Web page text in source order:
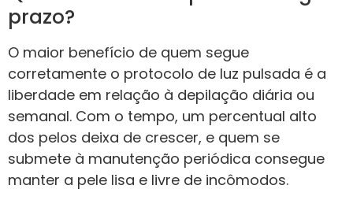
prazo?
O maior benefício de quem segue
corretamente o protocolo de luz pulsada é a
liberdade em relação à depilação diária ou
semanal. Com o tempo, um percentual alto
dos pelos deixa de crescer, e quem se
submete à manutenção periódica consegue
manter a pele lisa e livre de incômodos.